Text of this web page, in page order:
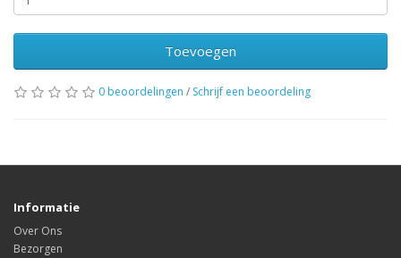
Toevoegen
0 beoordelingen / Schrijf een beoordeling
Informatie
Over Ons
Bezorgen